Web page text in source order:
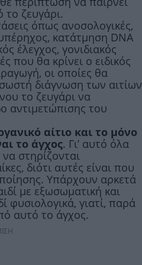
το ζευγάρι.
όπως ανοσολογικές,
κατάτμηση DNA
έλεγχος, γονιδιακός
που θα κρίνει ο ειδικός
οι οποίες θα
διάγνωση των αιτίων
το ζευγάρι να
αντιμετώπισης του
αίτιο και το μόνο
το άγχος. Γι’ αυτό όλα
στηρίζονται
διότι αυτές είναι που
Υπάρχουν αρκετά
με εξωσωματική και
φυσιολογικά, γιατί, παρά
αυτό το άγχος.